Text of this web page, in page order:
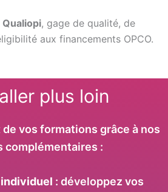
, gage de qualité, de
aux financements OPCO.
plus loin
de vos formations grâce à nos
complémentaires :
: développez vos